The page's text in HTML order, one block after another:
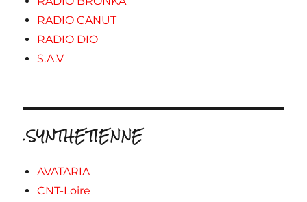
RADIO CANUT
RADIO DIO
S.A.V
.SYNTHETIENNE
AVATARIA
CNT-Loire